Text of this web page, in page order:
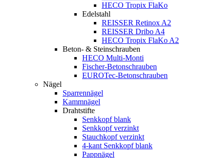
HECO Tropix FlaKo
Edelstahl
REISSER Retinox A2
REISSER Dribo A4
HECO Tropix FlaKo A2
Beton- & Steinschrauben
HECO Multi-Monti
Fischer-Betonschrauben
EUROTec-Betonschrauben
Nägel
Sparrennägel
Kammnägel
Drahtstifte
Senkkopf blank
Senkkopf verzinkt
Stauchkopf verzinkt
4-kant Senkkopf blank
Pappnägel